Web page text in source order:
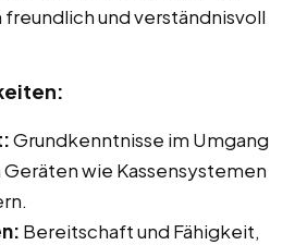
und verständnisvoll
Grundkenntnisse im Umgang
wie Kassensystemen
Bereitschaft und Fähigkeit,